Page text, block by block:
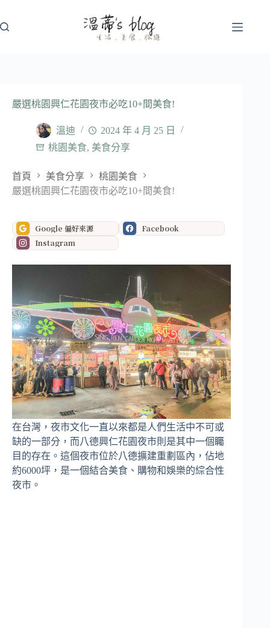
至
嚴選桃園興仁花園夜市必吃10+間美食!
溫迪
2024 年 4 月 25 日
桃園美食, 美食分享
首頁 美食分享
桃園美食
嚴選桃園興仁花園夜市必吃10+間美食!
Google 偏好來源
Facebook
Instagram
在台灣，夜市文化一直以來都是人們生活中不可或
缺的一部分，而八德興仁花園夜市則是其中一個矚
目的存在。這個夜市位於八德擴建重劃區內，佔地
約6000坪，是一個結合美食、購物和娛樂的綜合性
夜市。